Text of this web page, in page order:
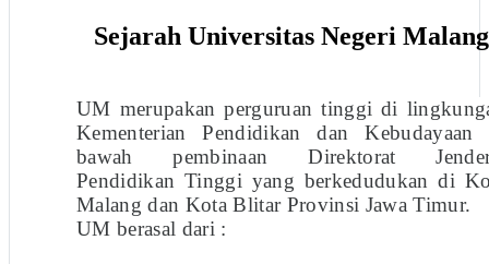
Sejarah Universitas Negeri Malang
UM merupakan perguruan tinggi di
Kementerian Pendidikan dan Kebudayaan
bawah pembinaan Direktorat
Pendidikan Tinggi yang berkedudukan di
Malang dan Kota Blitar Provinsi Jawa Timur.
UM berasal dari :